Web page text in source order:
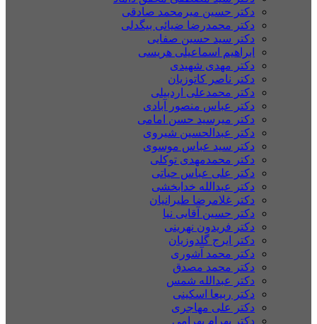
دکتر حسین میرمحمد صادقی
دکتر محمدرضا ضیائی بیگدلی
دکتر سید حسین صفایی
ابراهیم اسماعیلی هریسی
دکتر مهدی شهیدی
دکتر ناصر کاتوزیان
دکتر محمدعلی اردبیلی
دکتر عباس منصور آبادی
دکتر میرسید حسن امامی
دکتر عبدالحسین شیروی
دکتر سید عباس موسوی
دکتر محمدمهدی توکلی
دکتر علی عباس حیاتی
دکتر عبدالله خدابخشی
دکتر غلامرضا طیرانیان
دکتر حسین آقایی نیا
دکتر فریدون نهرینی
دکتر ایرج گلدوزیان
دکتر محمد آشوری
دکتر محمد مصدق
دکتر عبدالله شمس
دکتر ربیعا اسکینی
دکتر علی مهاجری
دکتر بهرام بهرامی